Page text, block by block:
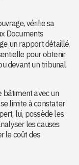
vérifie sa
Documents
un rapport détaillé.
pour obtenir
devant un tribunal.
bâtiment avec un
limite à constater
lui, possède les
les causes
le coût des